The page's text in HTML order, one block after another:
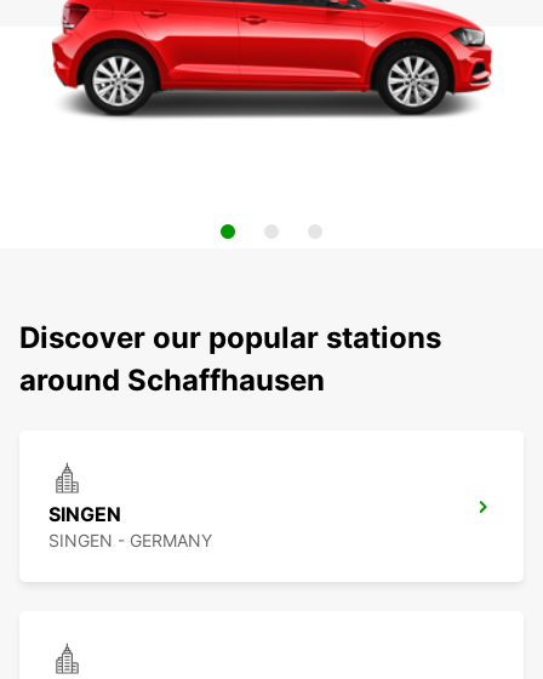
Discover our popular stations
around Schaffhausen
SINGEN
SINGEN - GERMANY